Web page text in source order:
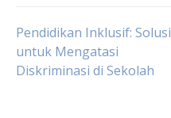
Post
navigation
Pendidikan Inklusif: Solusi
untuk Mengatasi
Diskriminasi di Sekolah